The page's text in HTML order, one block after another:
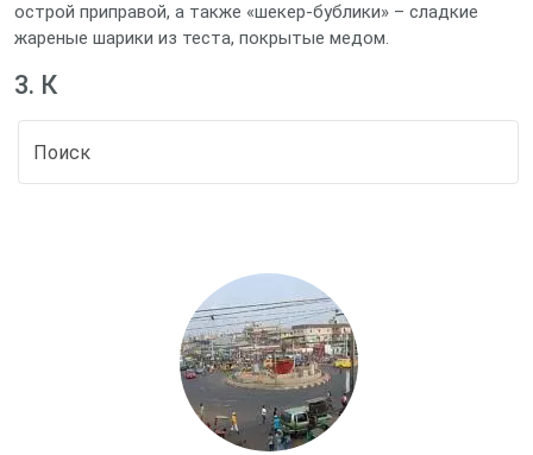
острой приправой, а также «шекер-бублики» – сладкие
жареные шарики из теста, покрытые медом.
3. К